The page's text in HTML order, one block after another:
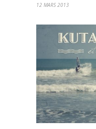
12 MARS 2013